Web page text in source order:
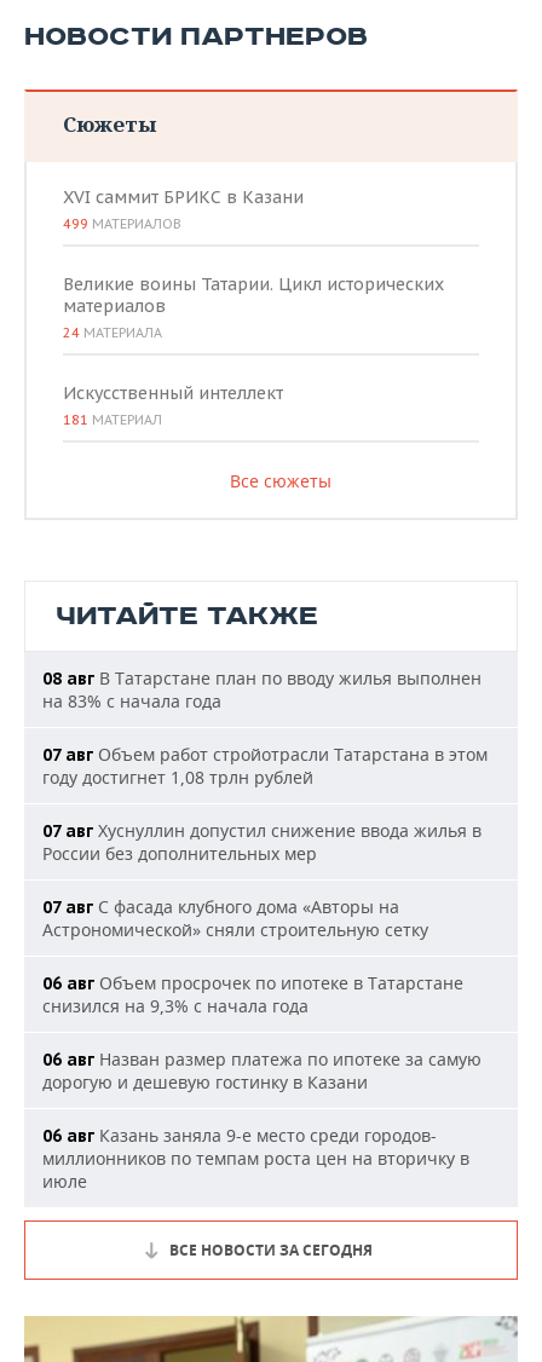
НОВОСТИ ПАРТНЕРОВ
Сюжеты
XVI саммит БРИКС в Казани
499 МАТЕРИАЛОВ
Великие воины Татарии. Цикл исторических
материалов
24 МАТЕРИАЛА
Искусственный интеллект
181 МАТЕРИАЛ
Все сюжеты
ЧИТАЙТЕ ТАКЖЕ
08 авг В Татарстане план по вводу жилья выполнен
на 83% с начала года
07 авг Объем работ стройотрасли Татарстана в этом
году достигнет 1,08 трлн рублей
07 авг Хуснуллин допустил снижение ввода жилья в
России без дополнительных мер
07 авг С фасада клубного дома «Авторы на
Астрономической» сняли строительную сетку
06 авг Объем просрочек по ипотеке в Татарстане
снизился на 9,3% с начала года
06 авг Назван размер платежа по ипотеке за самую
дорогую и дешевую гостинку в Казани
06 авг Казань заняла 9-е место среди городов-
миллионников по темпам роста цен на вторичку в
июле
ВСЕ НОВОСТИ ЗА СЕГОДНЯ